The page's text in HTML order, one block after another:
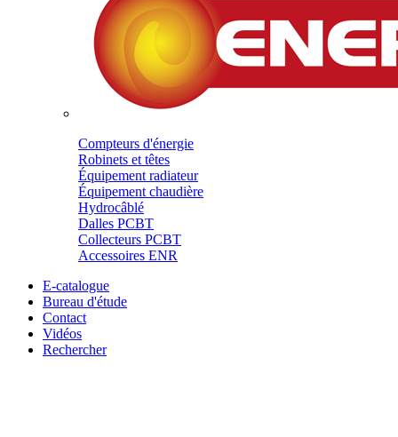
Compteurs d'énergie
Robinets et têtes
Équipement radiateur
Équipement chaudière
Hydrocâblé
Dalles PCBT
Collecteurs PCBT
Accessoires ENR
E-catalogue
Bureau d'étude
Contact
Vidéos
Rechercher